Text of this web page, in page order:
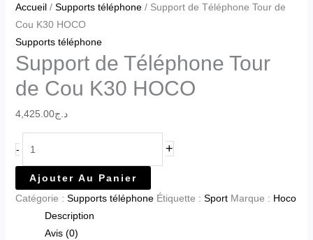
Accueil/ Supports téléphone/ Support de Téléphone Tour de
Cou K30 HOCO
Supports téléphone
Support de Téléphone Tour
de Cou K30 HOCO
د.ج4,425.00
- +
Ajouter Au Panier
Catégorie : Supports téléphone Étiquette : Sport Marque : Hoco
Description
Avis (0)